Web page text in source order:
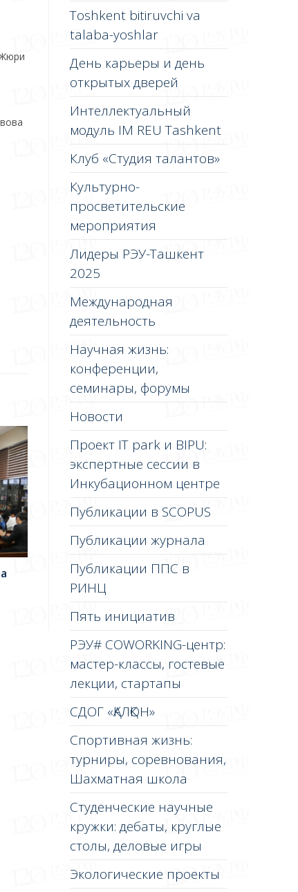
Toshkent bitiruvchi va
talaba-yoshlar
День карьеры и день
открытых дверей
Интеллектуальный
модуль IM REU Tashkent
Клуб «Студия талантов»
Культурно-
просветительские
мероприятия
Лидеры РЭУ-Ташкент
2025
Международная
деятельность
Научная жизнь:
конференции,
семинары, форумы
Новости
Проект IT park и BIPU:
экспертные сессии в
Инкубационном центре
Публикации в SCOPUS
Публикации журнала
Публикации ППС в
РИНЦ
Пять инициатив
РЭУ# COWORKING-центр:
мастер-классы, гостевые
лекции, стартапы
СДОГ «ҚАЛҚОН»
Спортивная жизнь:
турниры, соревнования,
Шахматная школа
Студенческие научные
кружки: дебаты, круглые
столы, деловые игры
Экологические проекты